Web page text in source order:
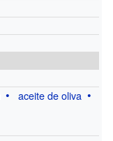
aceite de oliva